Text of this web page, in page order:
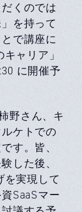
くのでは
を持って
で講座に
ャリア」
に開催予
野さん、キ
ケトでの
す。皆、
した後、
を実現して
SaaSマー